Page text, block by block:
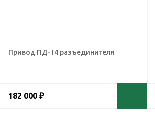
Привод ПД-14 разъединителя
182 000 ₽